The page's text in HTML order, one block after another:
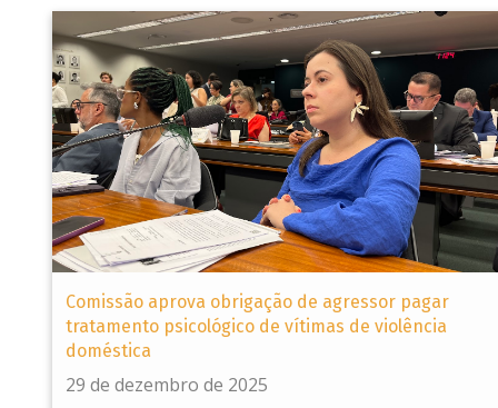
Comissão aprova obrigação de agressor pagar
tratamento psicológico de vítimas de violência
doméstica
29 de dezembro de 2025